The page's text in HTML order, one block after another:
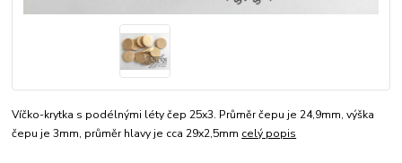
Víčko-krytka s podélnými léty čep 25x3. Průměr čepu je 24,9mm, výška
čepu je 3mm, průměr hlavy je cca 29x2,5mm celý popis